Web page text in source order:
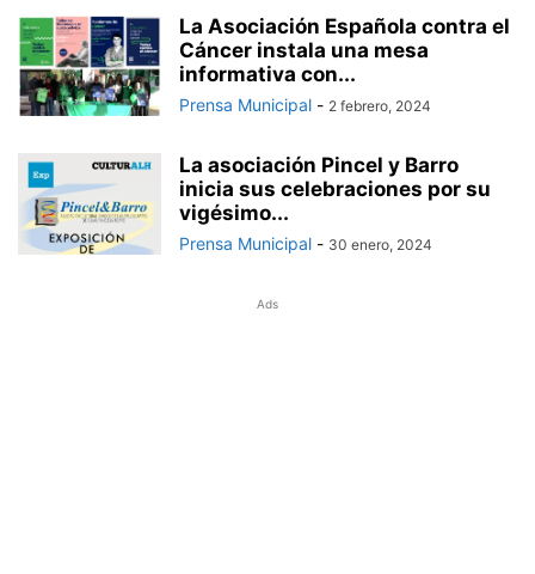
La Asociación Española contra el
Cáncer instala una mesa
informativa con...
Prensa Municipal - 2 febrero, 2024
La asociación Pincel y Barro
inicia sus celebraciones por su
vigésimo...
Prensa Municipal - 30 enero, 2024
Ads